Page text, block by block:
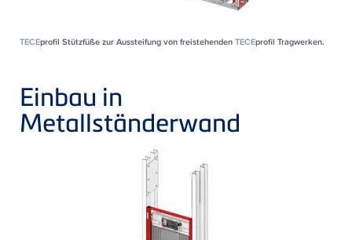
TECEprofil Stützfüße zur Aussteifung von freistehendenTECEprofil Tragwerken.
Einbau in
Metallständerwand